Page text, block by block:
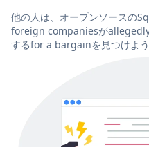
他の人は、オープンソースの
foreign companiesが
するfor a bargainを見つけよう